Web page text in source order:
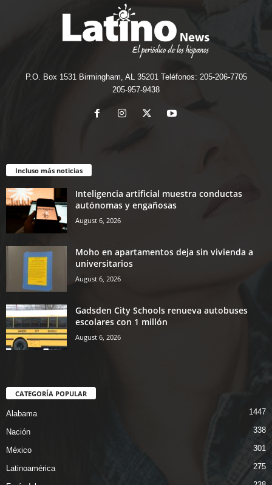
P.O. Box 1531 Birmingham, AL 35201 Teléfonos: 205-206-7705
205-957-9438
Incluso más noticias
Inteligencia artificial muestra conductas
autónomas y engañosas
August 6, 2026
Moho en apartamentos deja sin vivienda a
universitarios
August 6, 2026
Gadsden City Schools renueva autobuses
escolares con 1 millón
August 6, 2026
CATEGORÍA POPULAR
Alabama 1447
Nación 338
México 301
Latinoamérica 275